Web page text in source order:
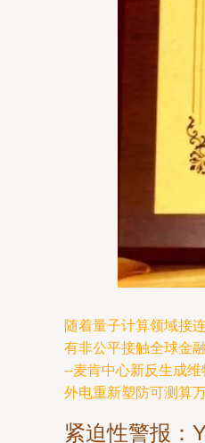
随着量子计算领域接
有非公平接触全球金
--麦肯中心新反生成
外电重新塑防可测算
紧迫性警报：